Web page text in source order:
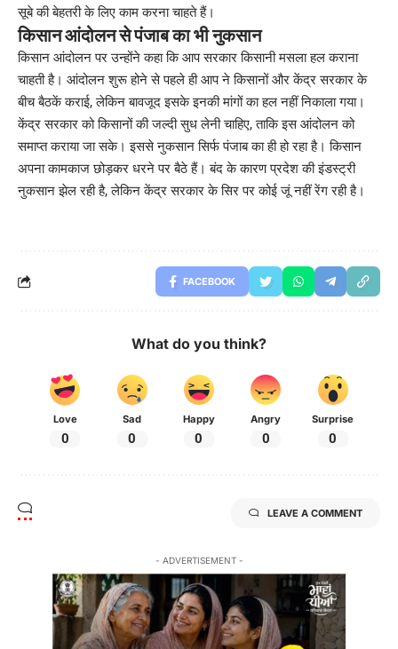
सूबे की बेहतरी के लिए काम करना चाहते हैं।
किसान आंदोलन से पंजाब का भी नुकसान
किसान आंदोलन पर उन्होंने कहा कि आप सरकार किसानी मसला हल कराना
चाहती है। आंदोलन शुरू होने से पहले ही आप ने किसानों और केंद्र सरकार के
बीच बैठकें कराई, लेकिन बावजूद इसके इनकी मांगों का हल नहीं निकाला गया।
केंद्र सरकार को किसानों की जल्दी सुध लेनी चाहिए, ताकि इस आंदोलन को
समाप्त कराया जा सके। इससे नुकसान सिर्फ पंजाब का ही हो रहा है। किसान
अपना कामकाज छोड़कर धरने पर बैठे हैं। बंद के कारण प्रदेश की इंडस्ट्री
नुकसान झेल रही है, लेकिन केंद्र सरकार के सिर पर कोई जूं नहीं रेंग रही है।
FACEBOOK
What do you think?
Love
0
Sad
0
Happy
0
Angry
0
Surprise
0
LEAVE A COMMENT
- ADVERTISEMENT -